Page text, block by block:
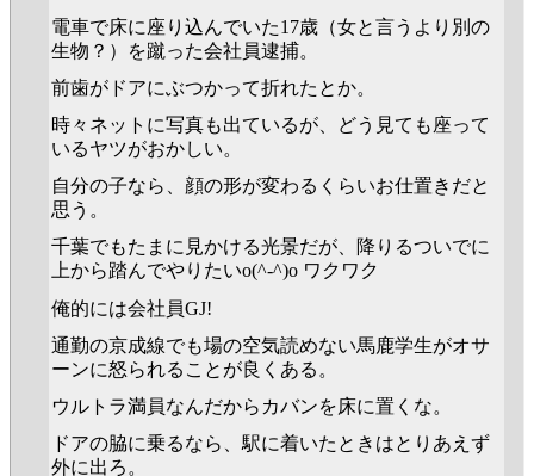
電車で床に座り込んでいた17歳（女と言うより別の
生物？）を蹴った会社員逮捕。
前歯がドアにぶつかって折れたとか。
時々ネットに写真も出ているが、どう見ても座って
いるヤツがおかしい。
自分の子なら、顔の形が変わるくらいお仕置きだと
思う。
千葉でもたまに見かける光景だが、降りるついでに
上から踏んでやりたいo(^-^)o ワクワク
俺的には会社員GJ!
通勤の京成線でも場の空気読めない馬鹿学生がオサ
ーンに怒られることが良くある。
ウルトラ満員なんだからカバンを床に置くな。
ドアの脇に乗るなら、駅に着いたときはとりあえず
外に出ろ。